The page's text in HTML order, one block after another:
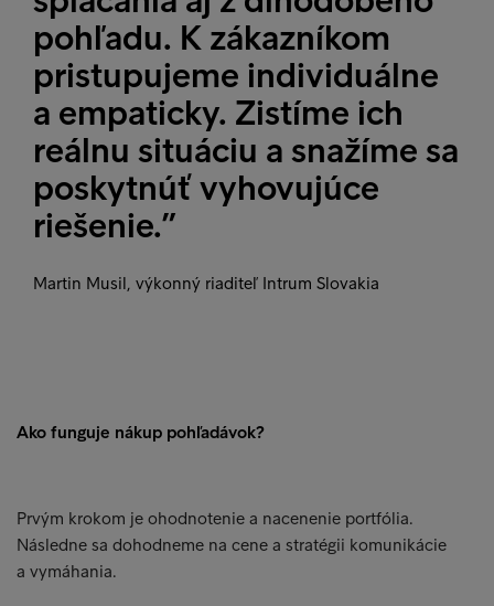
pohľadu. K zákazníkom
pristupujeme individuálne
a empaticky. Zistíme ich
reálnu situáciu a snažíme sa
poskytnúť vyhovujúce
riešenie.”
Martin Musil, výkonný riaditeľ Intrum Slovakia
Ako funguje nákup pohľadávok?
Prvým krokom je ohodnotenie a nacenenie portfólia.
Následne sa dohodneme na cene a stratégii komunikácie
a vymáhania.